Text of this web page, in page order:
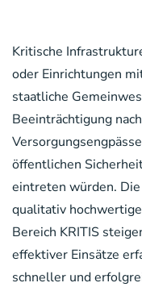
Kritische
oder Einrichtungen
staatliche
Beeinträchtigung
öffentlichen
eintreten würden.
qualitativ
Bereich KRITIS
effektiver Einsätze
schneller und